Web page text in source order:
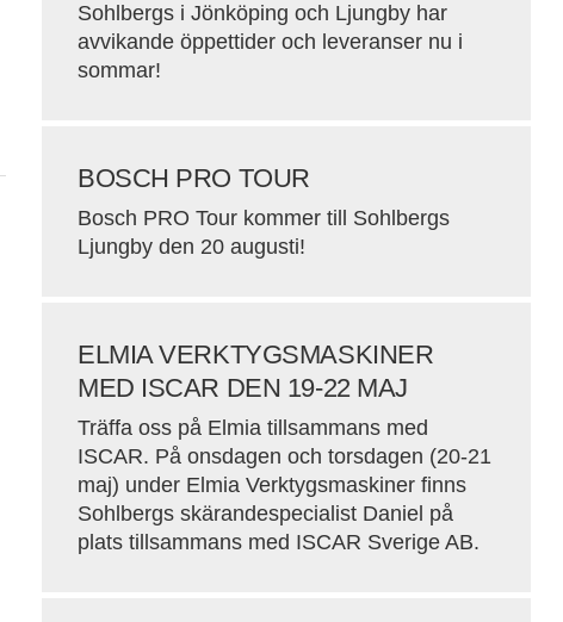
Sohlbergs i Jönköping och Ljungby har
avvikande öppettider och leveranser nu i
sommar!
BOSCH PRO TOUR
Bosch PRO Tour kommer till Sohlbergs
Ljungby den 20 augusti!
ELMIA VERKTYGSMASKINER
MED ISCAR DEN 19-22 MAJ
Träffa oss på Elmia tillsammans med
ISCAR. På onsdagen och torsdagen (20-21
maj) under Elmia Verktygsmaskiner finns
Sohlbergs skärandespecialist Daniel på
plats tillsammans med ISCAR Sverige AB.